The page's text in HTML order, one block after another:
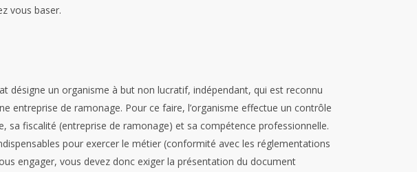
vous baser.
désigne un organisme à but non lucratif, indépendant, qui est reconnu
entreprise de ramonage. Pour ce faire, l’organisme effectue un contrôle
fiscalité (entreprise de ramonage) et sa compétence professionnelle.
pour exercer le métier (conformité avec les réglementations
engager, vous devez donc exiger la présentation du document